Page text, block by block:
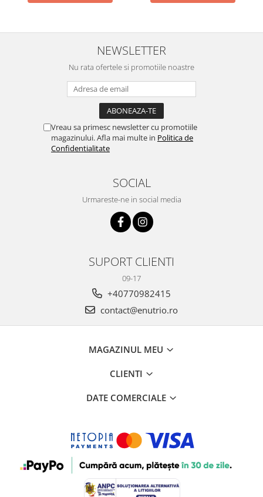
NEWSLETTER
Nu rata ofertele si promotiile noastre
Vreau sa primesc newsletter cu promotiile
magazinului. Afla mai multe in Politica de
Confidentialitate
SOCIAL
Urmareste-ne in social media
SUPORT CLIENTI
09-17
+40770982415
contact@enutrio.ro
MAGAZINUL MEU
CLIENTI
DATE COMERCIALE